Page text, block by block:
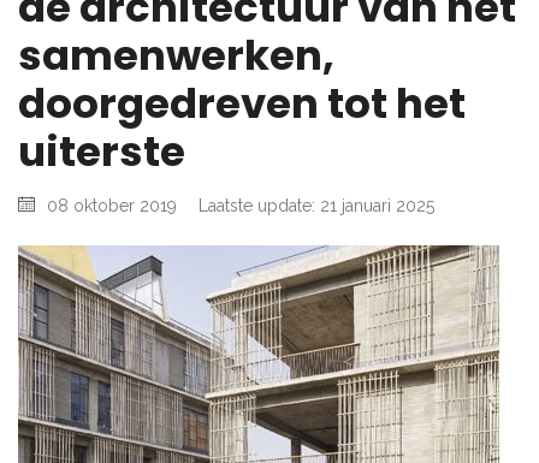
samenwerken,
doorgedreven tot het
uiterste
08 oktober 2019 Laatste update: 21 januari 2025